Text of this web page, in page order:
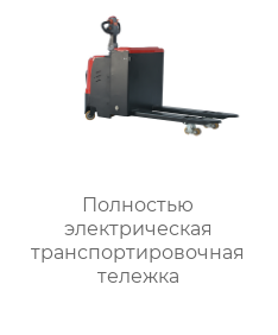
Полностью
электрическая
транспортировочная
тележка